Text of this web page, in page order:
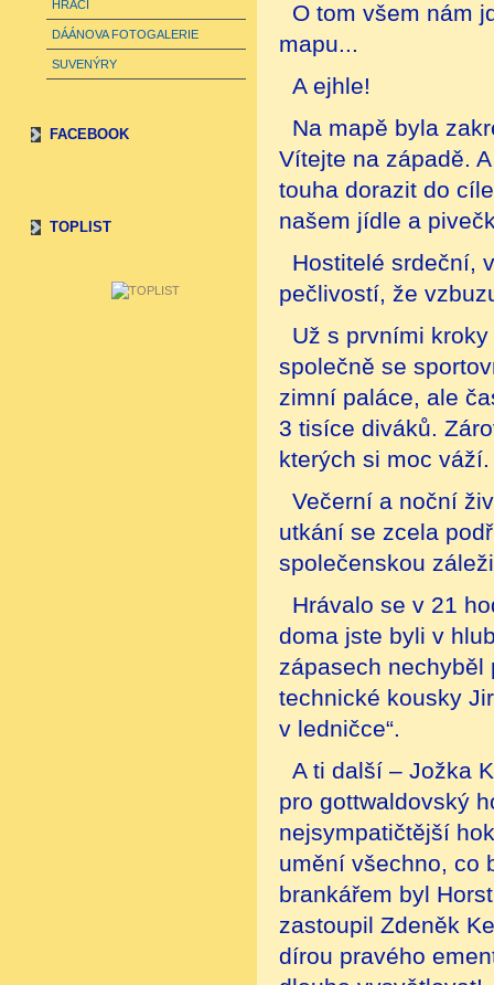
HRÁČI
DÁÁNOVA FOTOGALERIE
SUVENÝRY
FACEBOOK
TOPLIST
O tom všem nám
mapu...
A ejhle!
Na mapě byla
Vítejte na západě.
touha dorazit do
našem jídle a
Hostitelé srdeční,
pečlivostí, že
Už s prvními
společně se
zimní paláce, ale
3 tisíce diváků.
kterých si moc váží.
Večerní a noční
utkání se zcela
společenskou
Hrávalo se v 21
doma jste byli v
zápasech
technické kousky
v ledničce“.
A ti další – Jožka
pro gottwaldovský
nejsympatičtější
umění všechno, co
brankářem byl
zastoupil Zdeněk
dírou pravého